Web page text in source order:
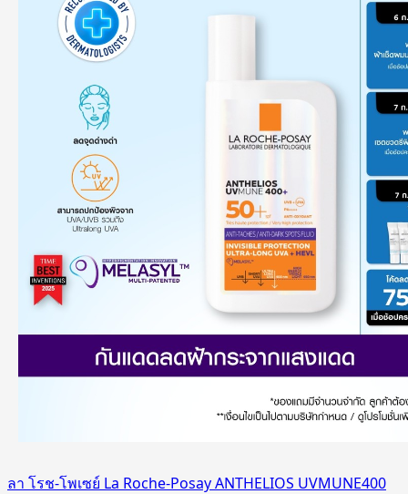
ลา โรช-โพเซย์ La Roche-Posay ANTHELIOS UVMUNE400